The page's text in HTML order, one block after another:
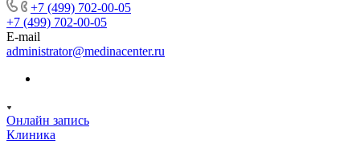
+7 (499) 702-00-05
+7 (499) 702-00-05
E-mail
administrator@medinacenter.ru
Онлайн запись
Клиника